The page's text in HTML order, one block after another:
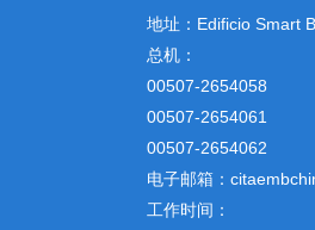
地址： Edificio Smart
总机：
00507-2654058
00507-2654061
00507-2654062
电子邮箱：
工作时间：